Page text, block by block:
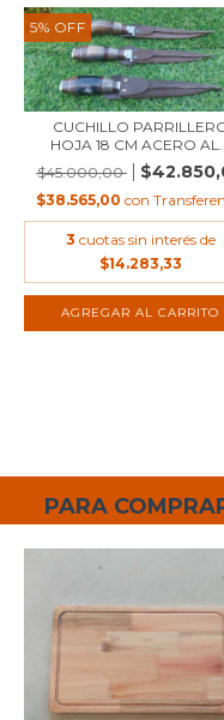
5% OFF
CUCHILLO
HOJA 18 CM ACERO
$45.000,00
$38.565,00 con
3 cuotas sin interés de
$14.283,33
PARA